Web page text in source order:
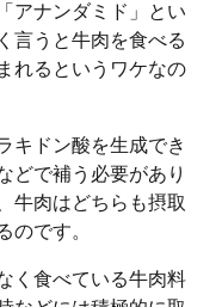
アナンダミド」とい
言うと牛肉を食べる
れるというワケなの
キドン酸を生成でき
どで補う必要があり
牛肉はどちらも摂取
のです。
く食べている牛肉料